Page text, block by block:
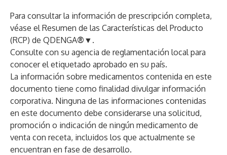
Para consultar la información de prescripción completa,
véase elResumen de las Características del Producto
(RCP) de QDENGA® ▼.
Consulte con su agencia de reglamentación local para
conocer el etiquetado aprobado en su país.
La información sobre medicamentos contenida en este
documento tiene como finalidad divulgar información
corporativa. Ninguna de las informaciones contenidas
en este documento debe considerarse una solicitud,
promoción o indicación de ningún medicamento de
venta con receta, incluidos los que actualmente se
encuentran en fase de desarrollo.